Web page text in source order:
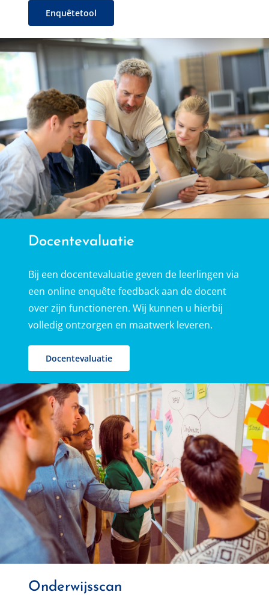
Enquêtetool
Docentevaluatie
Bij een docentevaluatie geven de leerlingen via
een online enquête feedback aan de docent
over zijn functioneren. Wij kunnen u hierbij
volledig ontzorgen en maatwerk leveren.
Docentevaluatie
Onderwijsscan